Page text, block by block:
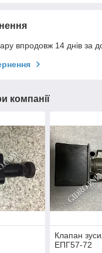
впродовж 14 днів за
компанії
Клапан
ЕПГ57-72